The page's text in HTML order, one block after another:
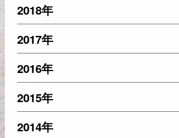
2018年
2017年
2016年
2015年
2014年